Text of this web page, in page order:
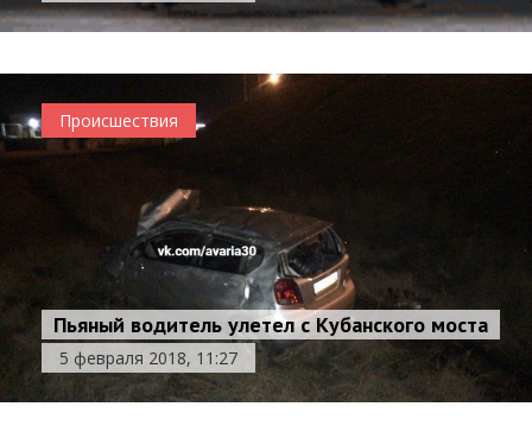
Происшествия
Пьяный водитель улетел с Кубанского моста
5 февраля 2018, 11:27